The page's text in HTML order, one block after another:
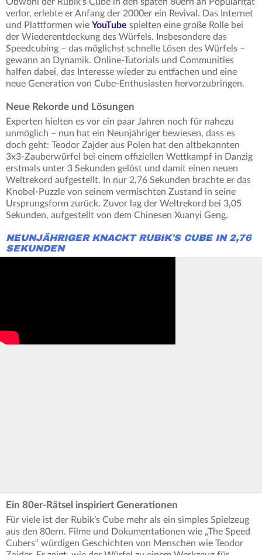
verlor, erlebte er Anfang der 2000er ein Revival. Das Internet
und Plattformen wie YouTube spielten eine große Rolle bei
der Wiederentdeckung des Würfels. Insbesondere das
Speedcubing – das möglichst schnelle Lösen des Würfels –
gewann an Dynamik. Online-Tutorials und Communities
halfen dabei, das Interesse wieder zu entfachen und eine
neue Generation von Cube-Enthusiasten hervorzubringen.
Neue Rekorde und Lösungen
Experten hielten es vor ein paar Jahren noch für nahezu
unmöglich – nun hat ein Neunjähriger bewiesen, dass es
doch geht: Teodor Zajder aus Polen hat den altbekannten
3x3-Zauberwürfel bei einem offiziellen Wettkampf in Danzig
erstmals unter 3 Sekunden gelöst und damit einen neuen
Weltrekord aufgestellt. In nur 2,76 Sekunden brachte er das
Knobel-Puzzle von seinem vermischten Zustand in seine
Ursprungsform zurück. Zuvor lag der Weltrekord bei 3,05
Sekunden, aufgestellt von dem Chinesen Xuanyi Geng.
NEUNJÄHRIGER KNACKT RUBIK'S CUBE IN 2,76
SEKUNDEN
Ein 80er-Rätsel inspiriert Generationen
Für viele ist der Rubik’s Cube mehr als ein simples Spielzeug
aus den 80ern. Filme und Dokumentationen wie „The Speed
Cubers“ würdigen Geschichten von Menschen wie Teodor